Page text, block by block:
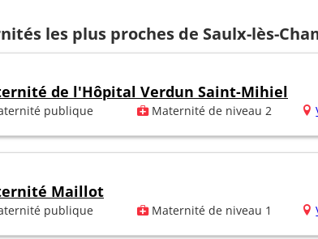
les plus proches de Saulx-lès-
de l'Hôpital Verdun Saint-Mihiel
publique Maternité de niveau 2
Maillot
publique Maternité de niveau 1